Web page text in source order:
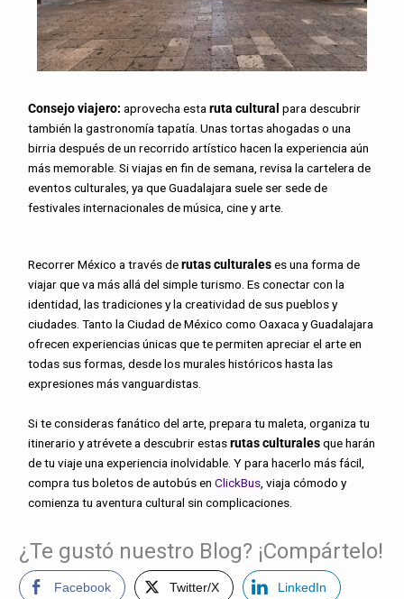
Consejo viajero: aprovecha estaruta cultural para descubrir
también la gastronomía tapatía. Unas tortas ahogadas o una
birria después de un recorrido artístico hacen la experiencia aún
más memorable. Si viajas en fin de semana, revisa la cartelera de
eventos culturales, ya que Guadalajara suele ser sede de
festivales internacionales de música, cine y arte.
Recorrer México a través derutas culturaleses una forma de
viajar que va más allá del simple turismo. Es conectar con la
identidad, las tradiciones y la creatividad de sus pueblos y
ciudades. Tanto la Ciudad de México como Oaxaca y Guadalajara
ofrecen experiencias únicas que te permiten apreciar el arte en
todas sus formas, desde los murales históricos hasta las
expresiones más vanguardistas.
Si te consideras fanático del arte, prepara tu maleta, organiza tu
itinerario y atrévete a descubrir estasrutas culturalesque harán
de tu viaje una experiencia inolvidable. Y para hacerlo más fácil,
compra tus boletos de autobús enClickBus, viaja cómodo y
comienza tu aventura cultural sin complicaciones.
¿Te gustó nuestro Blog? ¡Compártelo!
Facebook Twitter/X LinkedIn